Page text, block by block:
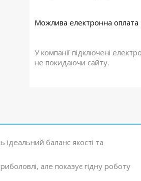
У компанії підключені
не покидаючи сайту.
баланс якості та
але показує гідну роботу